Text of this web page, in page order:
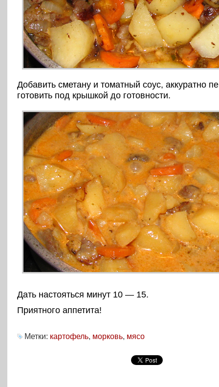
Добавить сметану и томатный соус, аккуратно
готовить под крышкой до готовности.
Дать настояться минут 10 — 15.
Приятного аппетита!
Метки: картофель, морковь, мясо